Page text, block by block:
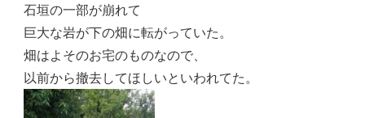
石垣の一部が崩れて
巨大な岩が下の畑に転がっていた。
畑はよそのお宅のものなので、
以前から撤去してほしいといわれてた。